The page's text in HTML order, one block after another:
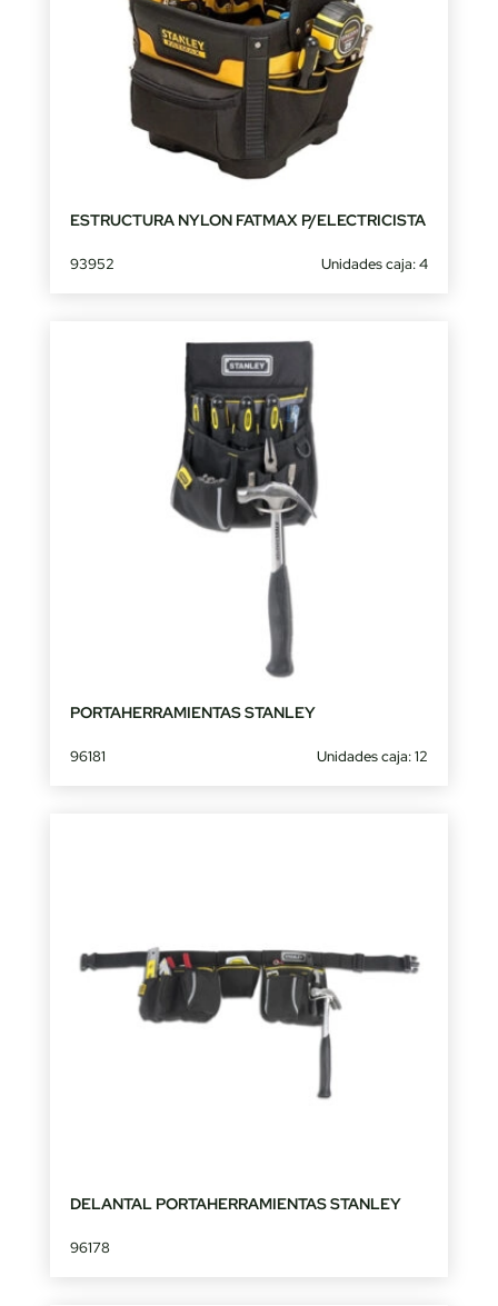
ESTRUCTURA NYLON FATMAX P/ELECTRICISTA
93952 Unidades caja: 4
PORTAHERRAMIENTAS STANLEY
96181 Unidades caja: 12
DELANTAL PORTAHERRAMIENTAS STANLEY
96178